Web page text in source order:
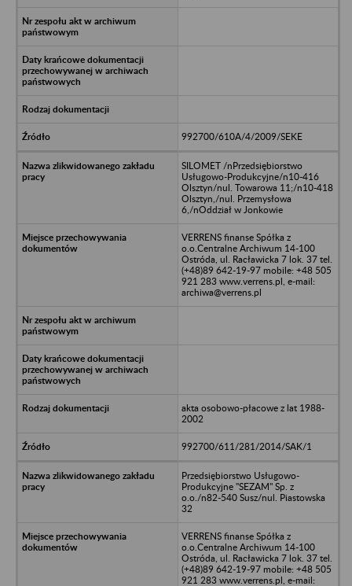
992700/610A/4/2009/SEKE
SILOMET /nPrzedsiębiorstwo
Usługowo-Produkcyjne/n10-416
Olsztyn/nul. Towarowa 11;/n10-418
Olsztyn,/nul. Przemysłowa
6,/nOddział w Jonkowie
VERRENS finanse Spółka z
o.o.Centralne Archiwum 14-100
Ostróda, ul. Racławicka 7 lok. 37 tel.
(+48)89 642-19-97 mobile: +48 505
921 283 www.verrens.pl, e-mail:
archiwa@verrens.pl
akta osobowo-płacowe z lat 1988-
2002
992700/611/281/2014/SAK/1
Przedsiębiorstwo Usługowo-
Produkcyjne "SEZAM" Sp. z
o.o./n82-540 Susz/nul. Piastowska
32
VERRENS finanse Spółka z
o.o.Centralne Archiwum 14-100
Ostróda, ul. Racławicka 7 lok. 37 tel.
(+48)89 642-19-97 mobile: +48 505
921 283 www.verrens.pl, e-mail: